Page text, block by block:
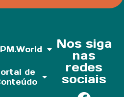
de
Nos siga
nas
redes
sociais